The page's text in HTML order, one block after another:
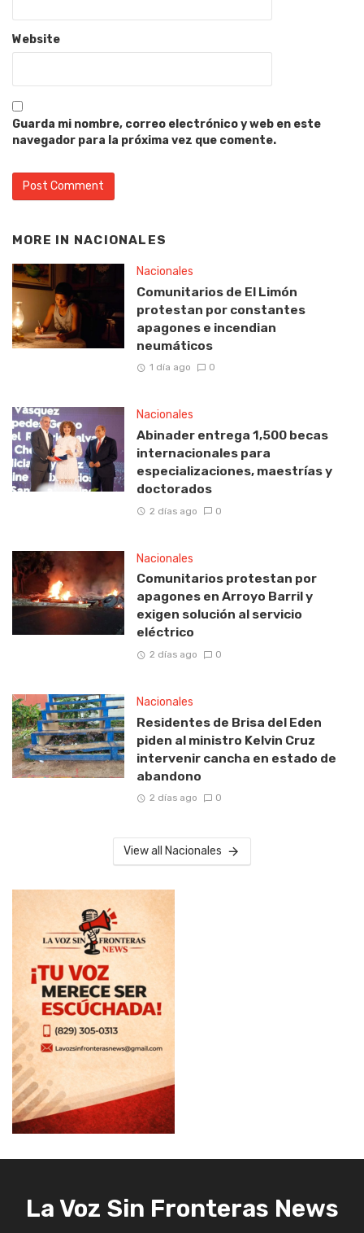
Website
Guarda mi nombre, correo electrónico y web en este
navegador para la próxima vez que comente.
MORE IN NACIONALES
Nacionales
Comunitarios de El Limón
protestan por constantes
apagones e incendian
neumáticos
1 día ago 0
Nacionales
Abinader entrega 1,500 becas
internacionales para
especializaciones, maestrías y
doctorados
2 días ago 0
Nacionales
Comunitarios protestan por
apagones en Arroyo Barril y
exigen solución al servicio
eléctrico
2 días ago 0
Nacionales
Residentes de Brisa del Eden
piden al ministro Kelvin Cruz
intervenir cancha en estado de
abandono
2 días ago 0
View all Nacionales
La Voz Sin Fronteras News